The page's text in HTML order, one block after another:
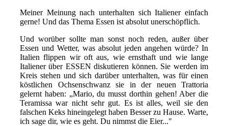
Meiner Meinung nach unterhalten sich Italiener einfach
gerne! Und das Thema Essen ist absolut unerschöpflich.
Und worüber sollte man sonst noch reden, außer über
Essen und Wetter, was absolut jeden angehen würde? In
Italien flippen wir oft aus, wie ernsthaft und wie lange
Italiener über ESSEN diskutieren können. Sie werden im
Kreis stehen und sich darüber unterhalten, was für einen
köstlichen Ochsenschwanz sie in der neuen Trattoria
gelernt haben: „Mario, du musst dorthin gehen! Aber die
Teramissa war nicht sehr gut. Es ist alles, weil sie den
falschen Keks hineingelegt haben Besser zu Hause. Warte,
ich sage dir, wie es geht. Du nimmst die Eier..."